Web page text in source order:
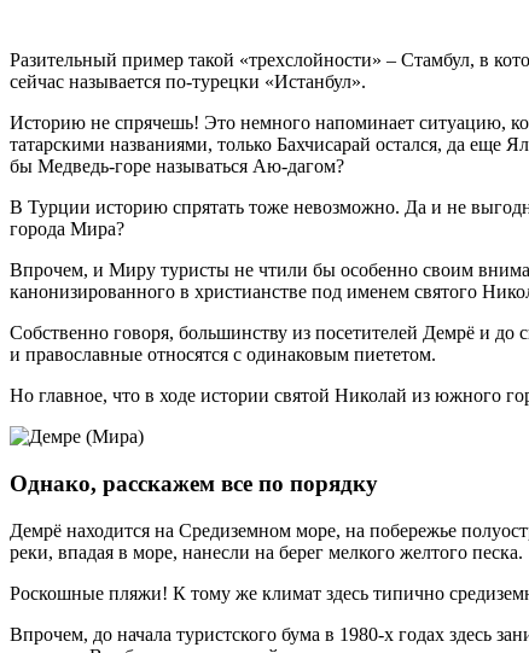
Разительный пример такой «трехслойности» – Стамбул, в
сейчас называется по-турецки «Истанбул».
Историю не спрячешь! Это немного напоминает ситуацию,
татарскими названиями, только Бахчисарай остался, да еще
бы Медведь-горе называться Аю-дагом?
В Турции историю спрятать тоже невозможно. Да и не
города Мира?
Впрочем, и Миру туристы не чтили бы особенно своим
канонизированного в христианстве под именем святого
Собственно говоря, большинству из посетителей Демрё и
и православные относятся с одинаковым пиететом.
Но главное, что в ходе истории святой Николай из южного
Однако, расскажем все по порядку
Демрё находится на Средиземном море, на побережье
реки, впадая в море, нанесли на берег мелкого желтого песка.
Роскошные пляжи! К тому же климат здесь типично
Впрочем, до начала туристского бума в 1980-х годах здесь